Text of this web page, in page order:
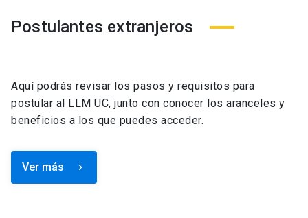
Postulantes extranjeros
Aquí podrás revisar los pasos y requisitos para
postular al LLM UC, junto con conocer los aranceles y
beneficios a los que puedes acceder.
Ver más keyboard_arrow_right